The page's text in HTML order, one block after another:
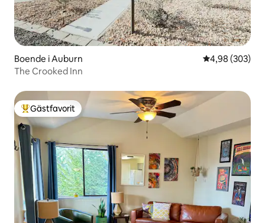
Boende i Auburn 4,98 av 5 i
4,98 (303)
The Crooked Inn
Populär gästfavorit
Gästfavorit